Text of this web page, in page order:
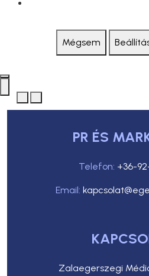
Mégsem
PR ÉS
Telefon: +36-
Email:
Zalaegerszegi